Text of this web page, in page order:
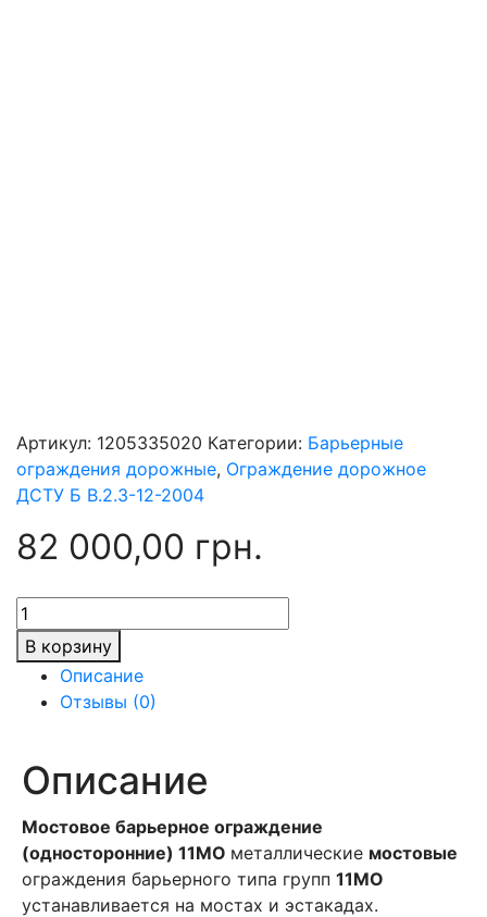
Артикул: 1205335020 Категории: Барьерные
ограждения дорожные, Ограждение дорожное
ДСТУ Б В.2.3-12-2004
82 000,00 грн.
Количество
товара
Мостовое
барьерное
ограждение
В корзину
Описание
Отзывы (0)
Описание
Мостовое барьерное ограждение
(односторонние) 11МО металлические мостовые
ограждения барьерного типа групп 11МО
устанавливается на мостах и эстакадах.